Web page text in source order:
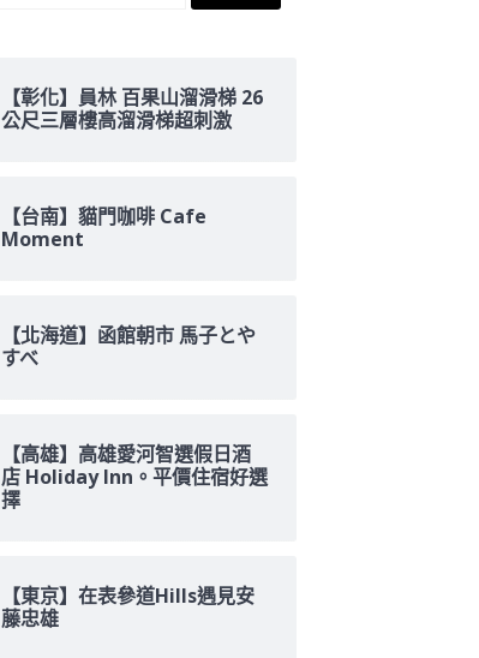
【彰化】員林 百果山溜滑梯 26
公尺三層樓高溜滑梯超刺激
【台南】貓門咖啡 Cafe
Moment
【北海道】函館朝市 馬子とや
すべ
【高雄】高雄愛河智選假日酒
店 Holiday Inn。平價住宿好選
擇
【東京】在表參道Hills遇見安
藤忠雄